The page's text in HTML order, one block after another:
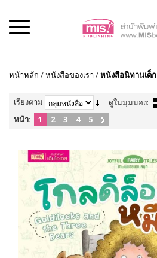
หน้าหลัก /หนังสือของเรา /หนังสือนิทานเด็ก
เรียงตาม
ดูในมุมมอง:
หน้า:
1 2 3 4 5